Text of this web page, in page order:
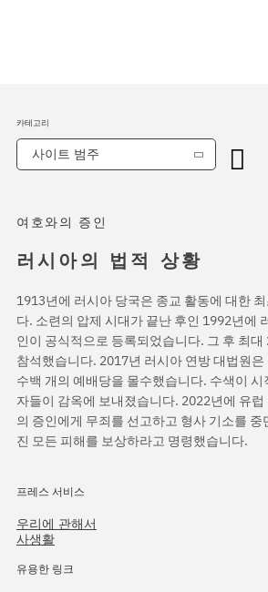
여호와의 증인
러시아의 법적 상황
1913년에 러시아 당국은 종교 활동에 대한
다. 소련의 압제 시대가 끝난 후인 1992년에
인이 공식적으로 등록되었습니다. 그 후 최
참석했습니다. 2017년 러시아 연방 대법원
수백 개의 예배당을 몰수했습니다. 수색이 시
자들이 감옥에 보내졌습니다. 2022년에 유
의 증인에게 무죄를 선고하고 형사 기소를 중
진 모든 피해를 보상하라고 명령했습니다.
프레스 서비스
우리에 관해서
사생활
유용한 링크
카테고리
사이트 범주